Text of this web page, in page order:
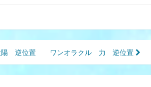
陽 逆位置 ワンオラクル 力 逆位置